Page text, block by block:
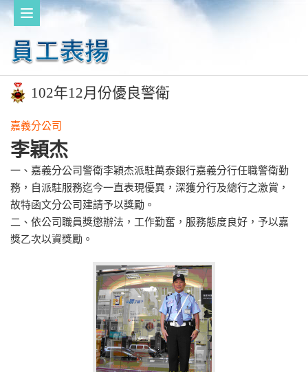
102年12月份優良警衛
嘉義分公司
李穎杰
一、嘉義分公司警衛李穎杰派駐萬泰銀行嘉義分行任職警衛勤
務，自派駐服務迄今一直表現優異，深獲分行及總行之激賞，
故特函文分公司建請予以獎勵。
二、依公司職員獎懲辦法，工作勤奮，服務態度良好，予以嘉
獎乙次以資獎勵。